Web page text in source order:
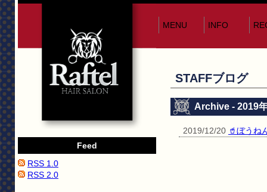
MENU INFO
STAFFブログ
Archive - 2019
2019/12/20 🥤ぼうね
Feed
RSS 1.0
RSS 2.0